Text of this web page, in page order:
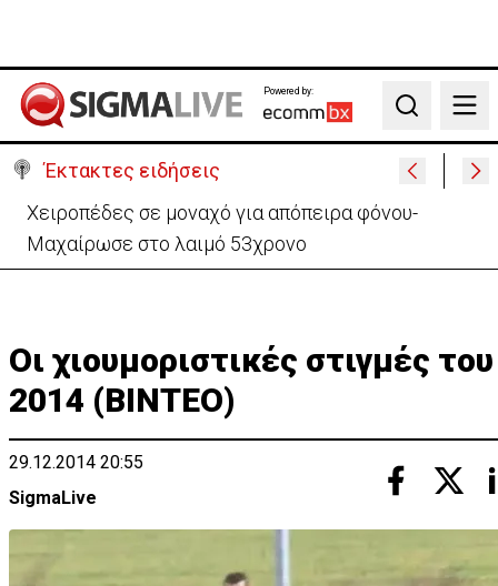
Powered by:
Search
Έκτακτες ειδήσεις
Θέλει να ξαναζωντανέψει την «Corner» o
Προύντζος - «Πληγώνει τις αναμνήσεις»
Οι χιουμοριστικές στιγμές του
2014 (ΒΙΝΤΕΟ)
29.12.2014 20:55
SigmaLive